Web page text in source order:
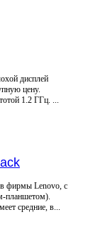
дисплей
цену.
1.2 ГГц. ...
фирмы Lenovo, с
планшетом).
средние, в...